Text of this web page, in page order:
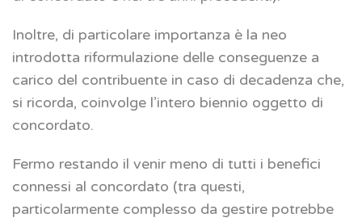
Inoltre, di particolare importanza è la neo
introdotta riformulazione delle conseguenze a
carico del contribuente in caso di decadenza che,
si ricorda, coinvolge l’intero biennio oggetto di
concordato.
Fermo restando il venir meno di tutti i benefici
connessi al concordato (tra questi,
particolarmente complesso da gestire potrebbe